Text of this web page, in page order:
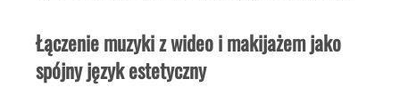
Łączenie muzyki z wideo i makijażem jako
spójny język estetyczny